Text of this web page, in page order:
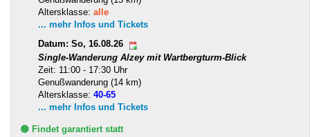
Altersklasse: alle
... mehr Infos und Tickets
Datum: So, 16.08.26
Single-Wanderung Alzey mit Wartbergturm-Blick
Zeit: 11:00 - 17:30 Uhr
Genußwanderung (14 km)
Altersklasse: 40-65
... mehr Infos und Tickets
🟢 Findet garantiert statt